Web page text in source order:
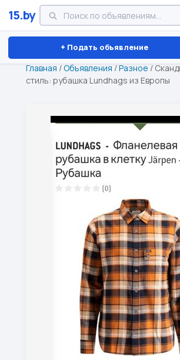
15.by
+ Подать объявление
Минск Витебск Брест ⏱
Главная /Объявления /Разное /
стиль: рубашка Lundhags из Европы